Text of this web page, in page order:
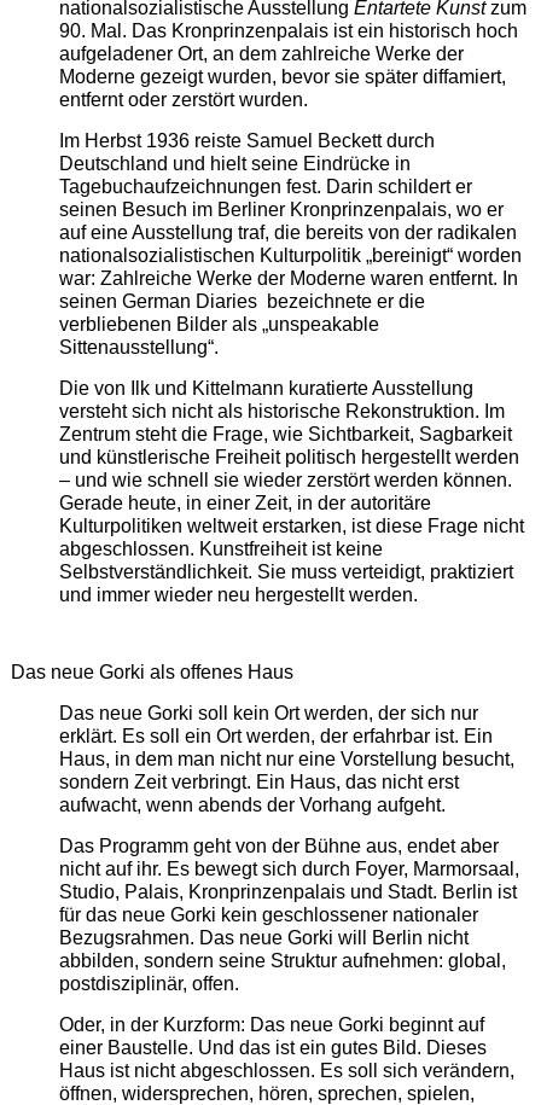
nationalsozialistische Ausstellung Entartete Kunstzum
90. Mal. Das Kronprinzenpalais ist ein historisch hoch
aufgeladener Ort, an dem zahlreiche Werke der
Moderne gezeigt wurden, bevor sie später diffamiert,
entfernt oder zerstört wurden.
Im Herbst 1936 reiste Samuel Beckett durch
Deutschland und hielt seine Eindrücke in
Tagebuchaufzeichnungen fest. Darin schildert er
seinen Besuch im Berliner Kronprinzenpalais, wo er
auf eine Ausstellung traf, die bereits von der radikalen
nationalsozialistischen Kulturpolitik „bereinigt“ worden
war: Zahlreiche Werke der Moderne waren entfernt. In
seinen German Diaries bezeichnete er die
verbliebenen Bilder als „unspeakable
Sittenausstellung“.
Die von Ilk und Kittelmann kuratierte Ausstellung
versteht sich nicht als historische Rekonstruktion. Im
Zentrum steht die Frage, wie Sichtbarkeit, Sagbarkeit
und künstlerische Freiheit politisch hergestellt werden
– und wie schnell sie wieder zerstört werden können.
Gerade heute, in einer Zeit, in der autoritäre
Kulturpolitiken weltweit erstarken, ist diese Frage nicht
abgeschlossen. Kunstfreiheit ist keine
Selbstverständlichkeit. Sie muss verteidigt, praktiziert
und immer wieder neu hergestellt werden.
Das neue Gorki als offenes Haus
Das neue Gorki soll kein Ort werden, der sich nur
erklärt. Es soll ein Ort werden, der erfahrbar ist. Ein
Haus, in dem man nicht nur eine Vorstellung besucht,
sondern Zeit verbringt. Ein Haus, das nicht erst
aufwacht, wenn abends der Vorhang aufgeht.
Das Programm geht von der Bühne aus, endet aber
nicht auf ihr. Es bewegt sich durch Foyer, Marmorsaal,
Studio, Palais, Kronprinzenpalais und Stadt. Berlin ist
für das neue Gorki kein geschlossener nationaler
Bezugsrahmen. Das neue Gorki will Berlin nicht
abbilden, sondern seine Struktur aufnehmen: global,
postdisziplinär, offen.
Oder, in der Kurzform: Das neue Gorki beginnt auf
einer Baustelle. Und das ist ein gutes Bild. Dieses
Haus ist nicht abgeschlossen. Es soll sich verändern,
öffnen, widersprechen, hören, sprechen, spielen,